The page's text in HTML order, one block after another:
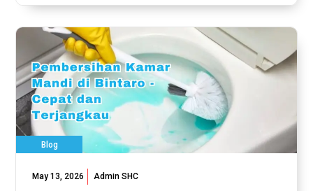
Blog
May 13, 2026 Admin SHC